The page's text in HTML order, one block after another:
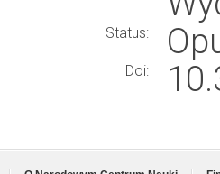
Status:
Doi: